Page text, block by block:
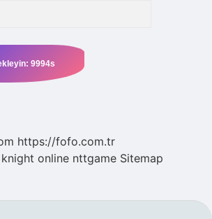
https://fofo.com.tr
knight online nttgame Sitemap